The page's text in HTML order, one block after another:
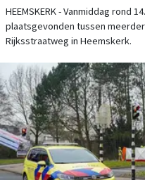
HEEMSKERK - Vanmiddag rond
plaatsgevonden tussen
Rijksstraatweg in Heemskerk.